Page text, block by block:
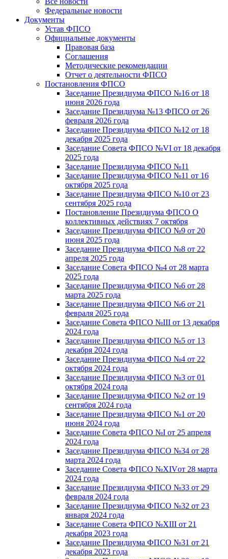
Федеральные новости
Документы
Устав ФПСО
Официальные документы
Правовая база
Соглашения
Методические рекомендации
Отчет о деятельности ФПСО
Постановления ФПСО
Заседание Президиума ФПСО №16 от 18
июня 2026 года
Заседание Президиума №13 ФПСО от 26
февраля 2026 года
Заседание Президиума ФПСО №12 от 18
декабря 2025 года
Заседание Совета ФПСО №VI от 18 декабря
2025 года
Заседание Президиума ФПСО №11
Заседание Президиума ФПСО №11 от 16
октября 2025 года
Заседание Президиума ФПСО №10 от 23
сентября 2025 года
Постановление Президиума ФПСО О
коллективных действиях 7 октября
Заседание Президиума ФПСО №9 от 20
июня 2025 года
Заседание Президиума ФПСО №8 от 22
апреля 2025 года
Заседание Совета ФПСО №4 от 28 марта
2025 года
Заседание Президиума ФПСО №6 от 28
марта 2025 года
Заседание Президиума ФПСО №6 от 21
февраля 2025 года
Заседание Совета ФПСО №III от 13 декабря
2024 года
Заседание Президиума ФПСО №5 от 13
декабря 2024 года
Заседание Президиума ФПСО №4 от 22
октября 2024 года
Заседание Президиума ФПСО №3 от 01
октября 2024 года
Заседание Президиума ФПСО №2 от 19
сентября 2024 года
Заседание Президиума ФПСО №1 от 20
июня 2024 года
Заседание Совета ФПСО №I от 25 апреля
2024 года
Заседание Президиума ФПСО №34 от 28
марта 2024 года
Заседание Совета ФПСО №XIVот 28 марта
2024 года
Заседание Президиума ФПСО №33 от 29
февраля 2024 года
Заседание Президиума ФПСО №32 от 23
января 2024 года
Заседание Совета ФПСО №XIII от 21
декабря 2023 года
Заседание Президиума ФПСО №31 от 21
декабря 2023 года